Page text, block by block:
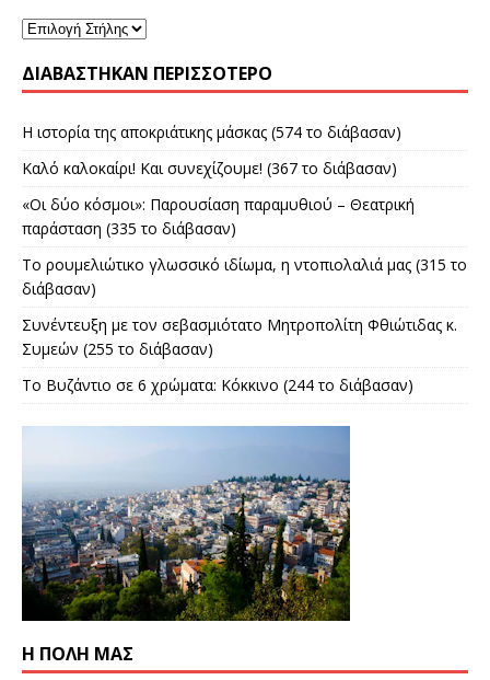
ΔΙΑΒΑΣΤΗΚΑΝ ΠΕΡΙΣΣΟΤΕΡΟ
Η ιστορία της αποκριάτικης μάσκας (574 το διάβασαν)
Καλό καλοκαίρι! Και συνεχίζουμε! (367 το διάβασαν)
«Οι δύο κόσμοι»: Παρουσίαση παραμυθιού – Θεατρική
παράσταση (335 το διάβασαν)
Το ρουμελιώτικο γλωσσικό ιδίωμα, η ντοπιολαλιά μας (315 το
διάβασαν)
Συνέντευξη με τον σεβασμιότατο Μητροπολίτη Φθιώτιδας κ.
Συμεών (255 το διάβασαν)
Το Βυζάντιο σε 6 χρώματα: Κόκκινο (244 το διάβασαν)
Η ΠΟΛΗ ΜΑΣ